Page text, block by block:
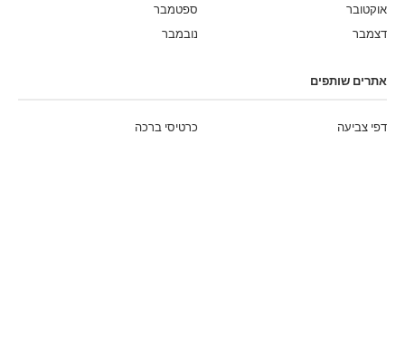
ספטמבר
אוקטובר
נובמבר
דצמבר
אתרים שותפים
כרטיסי ברכה דפי צביעה